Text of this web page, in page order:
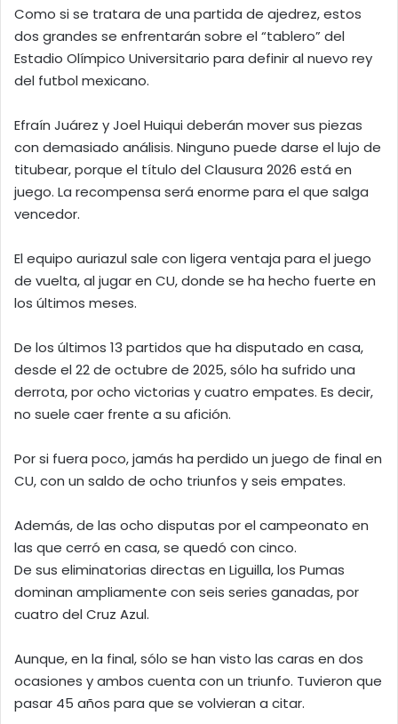
Como si se tratara de una partida de ajedrez, estos
dos grandes se enfrentarán sobre el “tablero” del
Estadio Olímpico Universitario para definir al nuevo rey
del futbol mexicano.
Efraín Juárez y Joel Huiqui deberán mover sus piezas
con demasiado análisis. Ninguno puede darse el lujo de
titubear, porque el título del Clausura 2026 está en
juego. La recompensa será enorme para el que salga
vencedor.
El equipo auriazul sale con ligera ventaja para el juego
de vuelta, al jugar en CU, donde se ha hecho fuerte en
los últimos meses.
De los últimos 13 partidos que ha disputado en casa,
desde el 22 de octubre de 2025, sólo ha sufrido una
derrota, por ocho victorias y cuatro empates. Es decir,
no suele caer frente a su afición.
Por si fuera poco, jamás ha perdido un juego de final en
CU, con un saldo de ocho triunfos y seis empates.
Además, de las ocho disputas por el campeonato en
las que cerró en casa, se quedó con cinco.
De sus eliminatorias directas en Liguilla, los Pumas
dominan ampliamente con seis series ganadas, por
cuatro del Cruz Azul.
Aunque, en la final, sólo se han visto las caras en dos
ocasiones y ambos cuenta con un triunfo. Tuvieron que
pasar 45 años para que se volvieran a citar.